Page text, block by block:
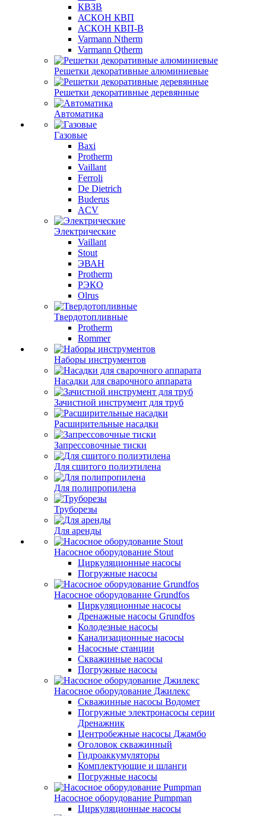
КВЗВ
АСКОН КВП
АСКОН КВП-В
Varmann Ntherm
Varmann Qtherm
Решетки декоративные алюминиевые
Решетки декоративные деревянные
Автоматика
Газовые
Baxi
Protherm
Vaillant
Ferroli
De Dietrich
Buderus
ACV
Электрические
Vaillant
Stout
ЭВАН
Protherm
РЭКО
Olrus
Твердотопливные
Protherm
Rommer
Наборы инструментов
Насадки для сварочного аппарата
Зачистной инструмент для труб
Расширительные насадки
Запрессовочные тиски
Для сшитого полиэтилена
Для полипропилена
Труборезы
Для аренды
Насосное оборудование Stout
Циркуляционные насосы
Погружные насосы
Насосное оборудование Grundfos
Циркуляционные насосы
Дренажные насосы Grundfos
Колодезные насосы
Канализационные насосы
Насосные станции
Скважинные насосы
Погружные насосы
Насосное оборудование Джилекс
Скважинные насосы Водомет
Погружные электронасосы серии
Дренажник
Центробежные насосы Джамбо
Оголовок скважинный
Гидроаккумуляторы
Комплектующие и шланги
Погружные насосы
Насосное оборудование Pumpman
Циркуляционные насосы